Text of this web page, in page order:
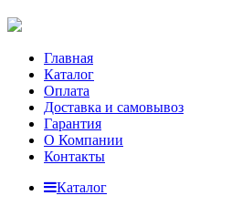
Главная
Каталог
Оплата
Доставка и самовывоз
Гарантия
О Компании
Контакты
Каталог